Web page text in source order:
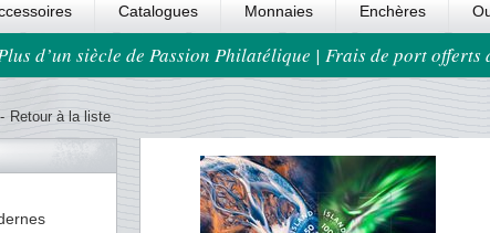
Catalogues Monnaies Enchères
d’un siècle de Passion Philatélique | Frais de port offerts
- Retour à la liste